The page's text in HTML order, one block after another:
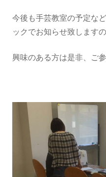
今後も手芸教室の予定な
ックでお知らせ致します
興味のある方は是非、ご